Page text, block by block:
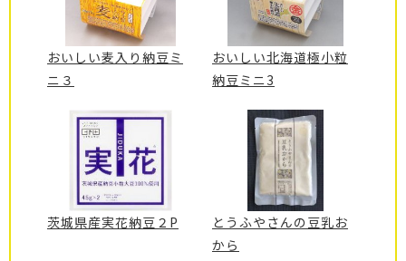
おいしい麦入り納豆ミ
ニ３
おいしい北海道極小粒
納豆ミニ3
茨城県産実花納豆２P
とうふやさんの豆乳お
から